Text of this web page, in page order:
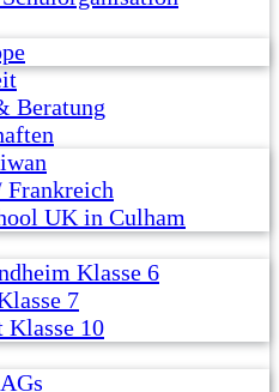
Beratung
UK in Culham
Klasse 6
7
10